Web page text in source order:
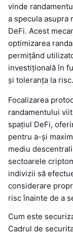
vinde
a specula asupra
DeFi. Acest
optimizarea
permițând
investițională în
și toleranța la risc.
Focalizarea
randamentului
spațiul DeFi,
pentru a-și
mediu
sectoarele
indivizii să
considerare
risc înainte de a
Cum este
Cadrul de